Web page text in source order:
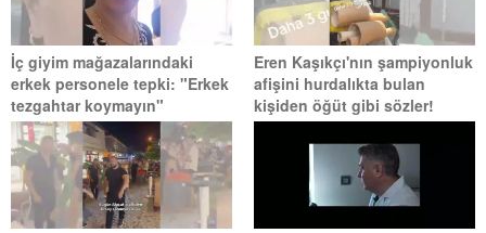
İç giyim mağazalarındaki
erkek personele tepki: "Erkek
tezgahtar koymayın"
Eren Kaşıkçı'nın şampiyonluk
afişini hurdalıkta bulan
kişiden öğüt gibi sözler!